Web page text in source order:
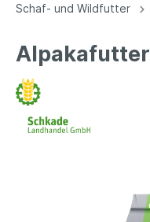
Schaf- und Wildfutter
Alpakafutter